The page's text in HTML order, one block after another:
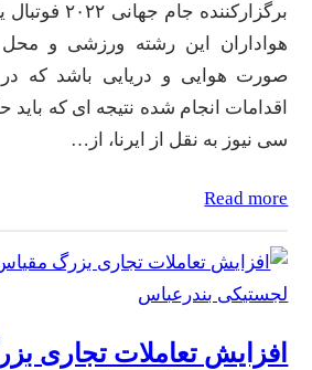
برگزارکننده
هواداران این رشته ورزشی و
صورت هوایی و دریایی باشد که
اقدامات انجام شده نتیجه ای که
سی نیوز به نقل از ایرنا، از…
Read more
افزایش تعاملات تجاری